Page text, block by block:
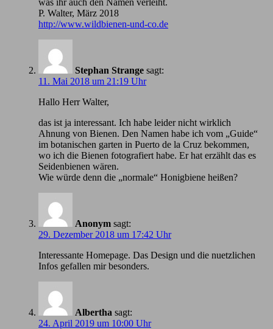
P. Walter, März 2018
http://www.wildbienen-und-co.de
Stephan Strange sagt:
11. Mai 2018 um 21:19 Uhr
Hallo Herr Walter,
das ist ja interessant. Ich habe leider nicht wirklich
Ahnung von Bienen. Den Namen habe ich vom „Guide“
im botanischen garten in Puerto de la Cruz bekommen,
wo ich die Bienen fotografiert habe. Er hat erzählt das es
Seidenbienen wären.
Wie würde denn die „normale“ Honigbiene heißen?
Anonym sagt:
29. Dezember 2018 um 17:42 Uhr
Іnteressante Homepage. Das Design und die nuetzlichen
Infos gefallen mir besonders.
Albertha sagt:
24. April 2019 um 10:00 Uhr